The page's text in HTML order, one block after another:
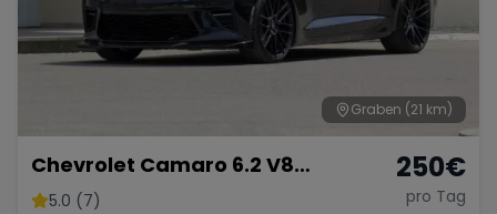
Graben (21 km)
Chevrolet Camaro 6.2 V8
Customkingz
5.0 (7)
250€
pro Tag